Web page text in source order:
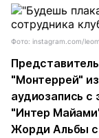
Фото: instagram.com/
"Монтеррей"
аудиозапись с
"Интер
Жорди Альбы с